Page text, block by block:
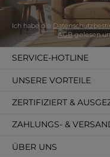
Ich habe die
AGBgelesen
SERVICE-HOTLINE
ZAHLUNGS- &
ÜBER UNS
ZERTIFIZIERT &
UNSERE VORTEILE